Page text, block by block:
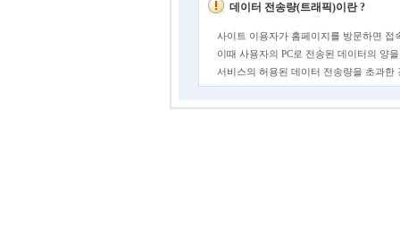
데이터 전송량(트래픽)이란 ?
사이트 이용자가 홈페이지를 방문하면 접
이때 사용자의 PC로 전송된 데이터의 양
서비스의 허용된 데이터 전송량을 초과